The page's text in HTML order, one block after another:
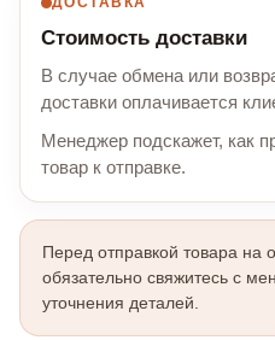
Стоимость доставки
В случае обмена или
доставки оплачивается
Менеджер подскажет, как
товар к отправке.
Перед отправкой товара на
обязательно свяжитесь с
уточнения деталей.